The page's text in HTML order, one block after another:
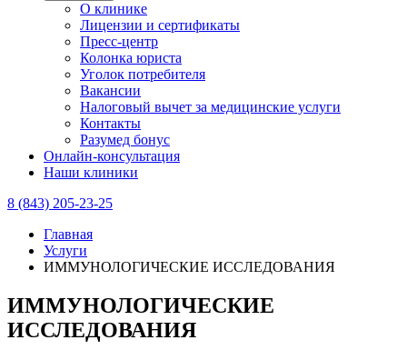
О клинике
Лицензии и сертификаты
Пресс-центр
Колонка юриста
Уголок потребителя
Вакансии
Налоговый вычет за медицинские услуги
Контакты
Разумед бонус
Онлайн-консультация
Наши клиники
8 (843) 205-23-25
Главная
Услуги
ИММУНОЛОГИЧЕСКИЕ ИССЛЕДОВАНИЯ
ИММУНОЛОГИЧЕСКИЕ
ИССЛЕДОВАНИЯ